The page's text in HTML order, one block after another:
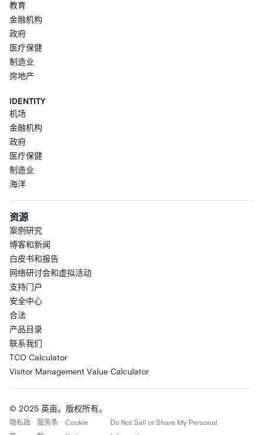
教育
金融机构
政府
医疗保健
制造业
房地产
IDENTITY
机场
金融机构
政府
医疗保健
制造业
海洋
资源
案例研究
博客和新闻
白皮书和报告
网络研讨会和虚拟活动
支持门户
安全中心
合法
产品目录
联系我们
TCO Calculator
Visitor Management Value Calculator
© 2025 英亩。版权所有。
隐私政
服务条
Cookie
Do Not Sell or Share My Personal